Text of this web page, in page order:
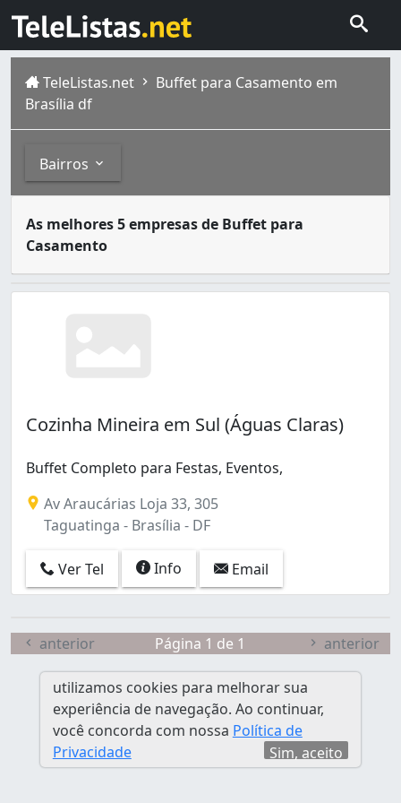
TeleListas.net
Buffet para Casamento em
Brasília df
Bairros
Setor Oeste (Gama) (1)
Taguatinga Norte (Taguatinga) (1)
Taguatinga Sul (Taguatinga) (1)
As melhores 5 empresas de Buffet para
Casamento
Brasília é formada por gente de todos os lugares,
Taguatingaé uma região administrativa do Distrito
Cozinha Mineira em Sul (Águas Claras)
Buffet Completo para Festas, Eventos,
Av Araucárias Loja 33, 305
Taguatinga - Brasília - DF
Ver Tel Info Email
anterior Página 1 de 1 anterior
utilizamos cookies para melhorar sua
experiência de navegação. Ao continuar,
você concorda com nossa Política de
Privacidade
Sim, aceito